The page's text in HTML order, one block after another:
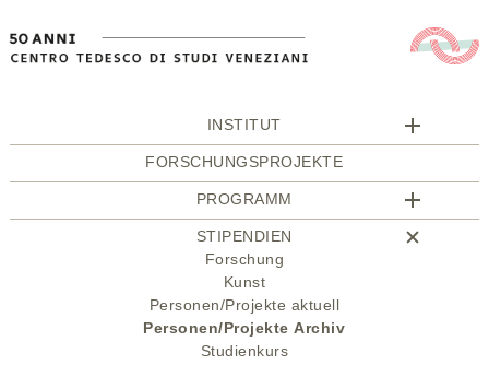
INSTITUT
FORSCHUNGSPROJEKTE
PROGRAMM
STIPENDIEN
Forschung
Kunst
Personen/Projekte aktuell
Personen/Projekte Archiv
Studienkurs